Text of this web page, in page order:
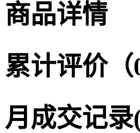
商品详情
累计评价（
月成交记录